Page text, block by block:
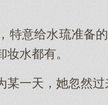
特意给水琉准备
水都有。
一天，她忽然过